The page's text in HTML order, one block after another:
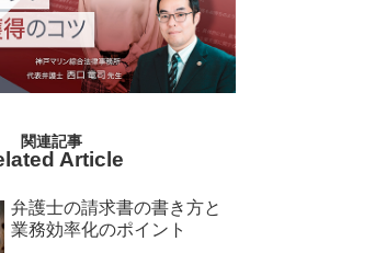
Article
弁護士の請求書の書き方と
業務効率化のポイント